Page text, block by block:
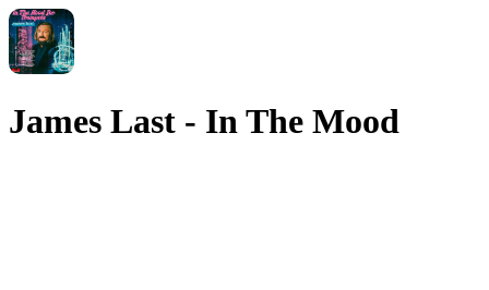
James Last - In The Mood